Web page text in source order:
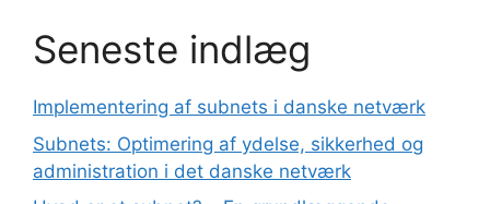
Seneste indlæg
Implementering af subnets i danske netværk
Subnets: Optimering af ydelse, sikkerhed og
administration i det danske netværk